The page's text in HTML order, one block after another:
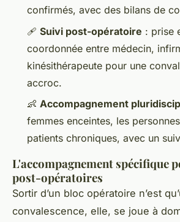
confirmés, avec des bilans de
🩹 Suivi post-opératoire : prise
coordonnée entre médecin,
kinésithérapeute pour une
accroc.
👶 Accompagnement
femmes enceintes, les
patients chroniques, avec un
L'accompagnement spécifique
post-opératoires
Sortir d’un bloc opératoire n’est
convalescence, elle, se joue à